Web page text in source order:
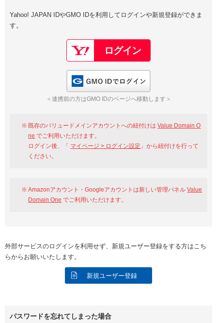
Google
GMO ID Amazon
※AmazonはValue Domain Oneのログイン画面へ遷移します
Value Domain Oneアカウント作成
以下でも登録可能
Google Yahoo!
GMO ID
Yahoo! JAPAN IDやGMO IDを利用してログインや新規登録ができま
す。
＜連携前の方はGMO IDのページへ移動します＞
既存のバリュードメインアカウントへの紐付けはValue Domain O
ne でご利用いただけます。
ログイン後、「 マイページ > ログイン設定 」から紐付けを行って
ください。
Amazonアカウント・Googleアカウントは新しい管理パネルValue
Domain One でご利用いただけます。
外部サービスのログインを利用せず、新規ユーザー登録をする方はこち
らからお願いいたします。
新規ユーザー登録
パスワードを忘れてしまった場合